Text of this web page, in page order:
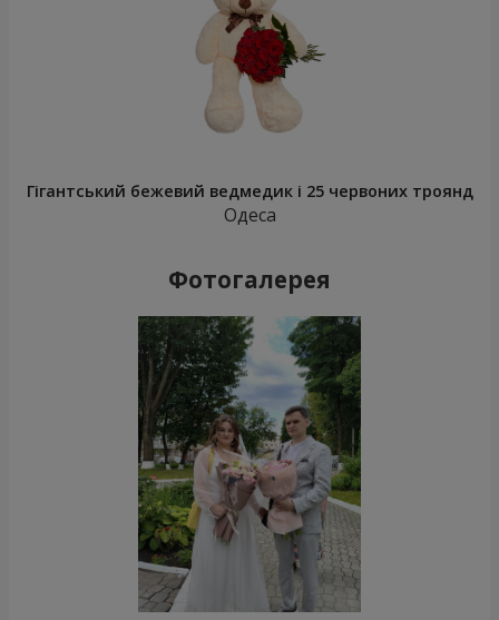
Гігантський бежевий ведмедик і 25 червоних троянд
Одеса
Фотогалерея